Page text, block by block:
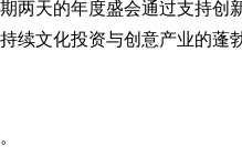
两天的年度盛会通过支持创
文化投资与创意产业的蓬勃